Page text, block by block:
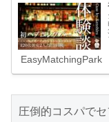
EasyMatchingPark
圧倒的コスパで